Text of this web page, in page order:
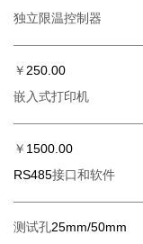
独立限温控制器
￥ 250.00
嵌入式打印机
￥ 1500.00
RS485接口和软件
测试孔25mm/50mm